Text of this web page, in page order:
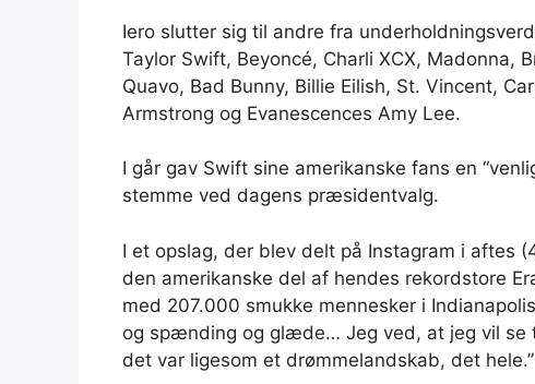
Iero slutter sig til andre fra
Taylor Swift, Beyoncé, Charli XCX, Madonna,
Quavo, Bad Bunny, Billie Eilish, St. Vincent,
Armstrong og Evanescences Amy Lee.
I går gav Swift sine amerikanske fans en
stemme ved dagens præsidentvalg.
I et opslag, der blev delt på Instagram i aftes
den amerikanske del af hendes rekordstore
med 207.000 smukke mennesker i
og spænding og glæde… Jeg ved, at jeg vil se
det var ligesom et drømmelandskab, det hele.”